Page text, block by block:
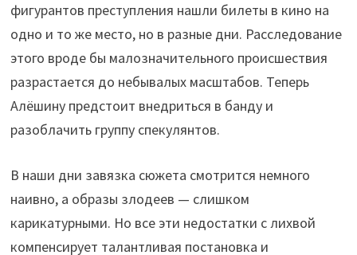
фигурантов преступления нашли билеты в кино на
одно и то же место, но в разные дни. Расследование
этого вроде бы малозначительного происшествия
разрастается до небывалых масштабов. Теперь
Алёшину предстоит внедриться в банду и
разоблачить группу спекулянтов.
В наши дни завязка сюжета смотрится немного
наивно, а образы злодеев — слишком
карикатурными. Но все эти недостатки с лихвой
компенсирует талантливая постановка и